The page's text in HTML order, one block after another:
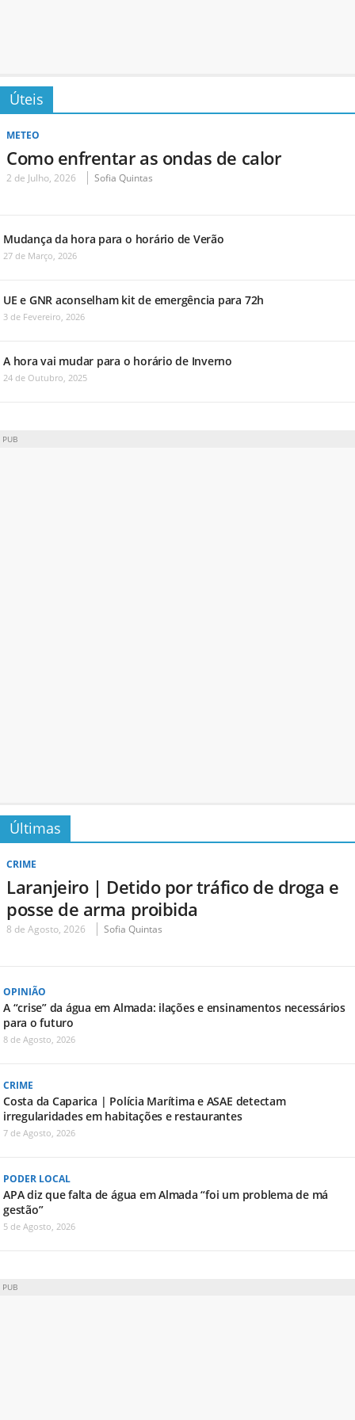
Úteis
METEO
Como enfrentar as ondas de calor
2 de Julho, 2026 Sofia Quintas
Mudança da hora para o horário de Verão
27 de Março, 2026
UE e GNR aconselham kit de emergência para 72h
3 de Fevereiro, 2026
A hora vai mudar para o horário de Inverno
24 de Outubro, 2025
PUB
Últimas
CRIME
Laranjeiro | Detido por tráfico de droga e
posse de arma proibida
8 de Agosto, 2026 Sofia Quintas
OPINIÃO
A “crise” da água em Almada: ilações e ensinamentos necessários
para o futuro
8 de Agosto, 2026
CRIME
Costa da Caparica | Polícia Marítima e ASAE detectam
irregularidades em habitações e restaurantes
7 de Agosto, 2026
PODER LOCAL
APA diz que falta de água em Almada “foi um problema de má
gestão”
5 de Agosto, 2026
PUB